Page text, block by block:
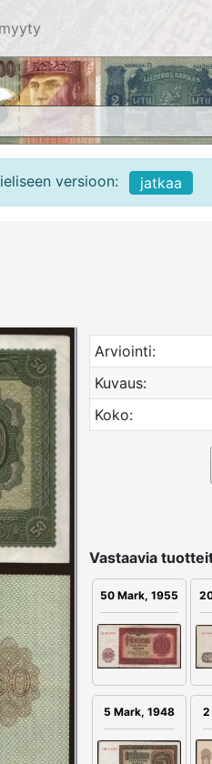
versioon: jatkaa
Arviointi:
Kuvaus:
Koko:
Vastaavia
50 Mark, 1955
5 Mark, 1948 2